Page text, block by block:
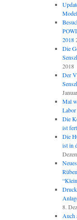
2018
Die
2018
Der
Mal
Labor
Die
ist
Die
ist in
8.
Auch